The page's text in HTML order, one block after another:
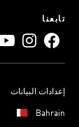
تابعنا
إعدادات البيانات
Bahrain